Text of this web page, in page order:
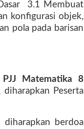
3.1 Membuat
konfigurasi objek,
pola pada barisan
PJJ Matematika 8
diharapkan Peserta
berdoa